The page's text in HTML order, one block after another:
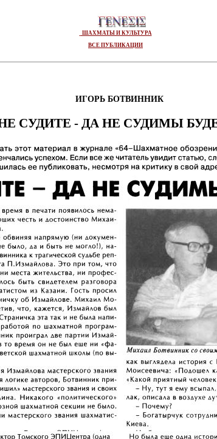
ШАХМАТЫ И КУЛЬТУРА
ВСЕ ПУБЛИКАЦИИ
ИГОРЬ БОТВИННИК
СУДИТЕ - ДА НЕ СУДИМЫ